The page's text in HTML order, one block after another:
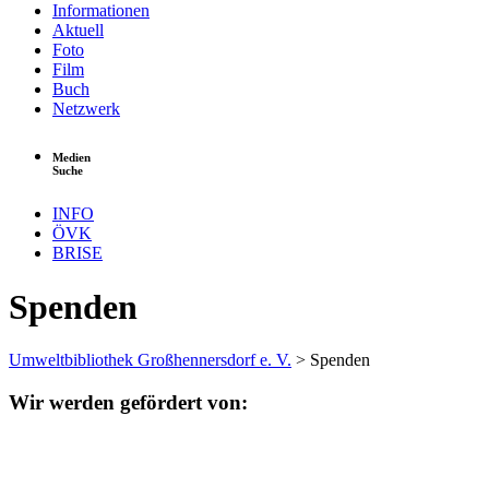
Informationen
Aktuell
Foto
Film
Buch
Netzwerk
Medien
Suche
INFO
ÖVK
BRISE
Spenden
Umweltbibliothek Großhennersdorf e. V. > Spenden
Wir werden gefördert von: